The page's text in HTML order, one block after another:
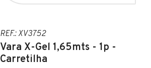
REF.: XV3752
Vara X-Gel 1,65mts - 1p -
Carretilha